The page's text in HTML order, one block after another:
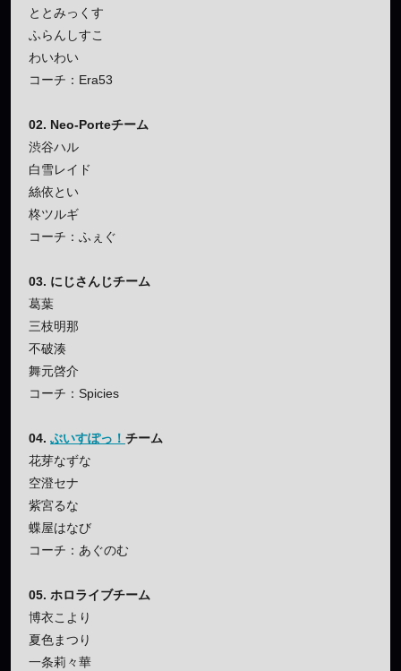
ととみっくす
ふらんしすこ
わいわい
コーチ：Era53
02. Neo-Porteチーム
渋谷ハル
白雪レイド
絲依とい
柊ツルギ
コーチ：ふぇぐ
03. にじさんじチーム
葛葉
三枝明那
不破湊
舞元啓介
コーチ：Spicies
04. ぶいすぽっ！ チーム
花芽なずな
空澄セナ
紫宮るな
蝶屋はなび
コーチ：あぐのむ
05. ホロライブチーム
博衣こより
夏色まつり
一条莉々華